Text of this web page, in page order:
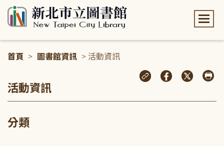
首頁 > 圖書館資訊 > 活動資訊
活動資訊
分類